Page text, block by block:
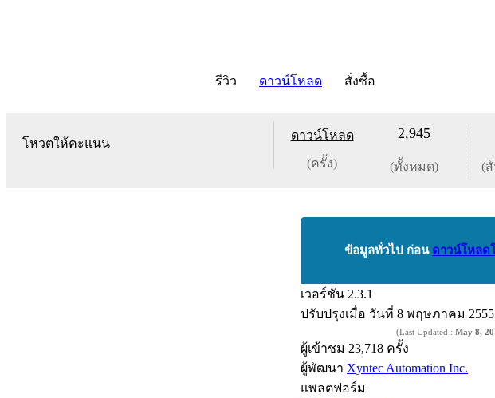
รีวิว ดาวน์โหลด สั่งซื้อ
โหวตให้คะแนน
ดาวน์โหลด
(ครั้ง)
2,945
(ทั้งหมด) (
ข้อมูลทั่วไป ก่อน ดาวน์โหลด
เวอร์ชัน 2.3.1
ปรับปรุงเมื่อ วันที่ 8 พฤษภาคม 2555
(Last Updated : May 8,
ผู้เข้าชม 23,718 ครั้ง
ผู้พัฒนา Xyntec Automation Inc.
แพลตฟอร์ม